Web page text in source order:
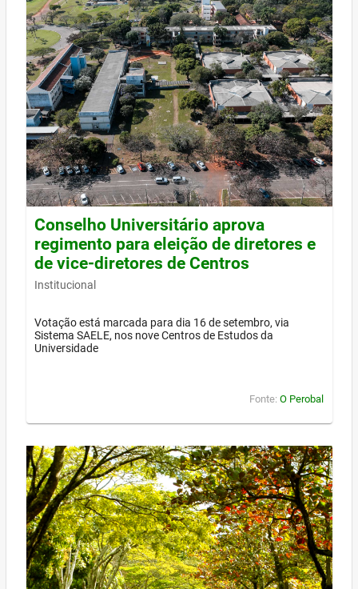
Conselho Universitário aprova
regimento para eleição de diretores e
de vice-diretores de Centros
Institucional
Votação está marcada para dia 16 de setembro, via
Sistema SAELE, nos nove Centros de Estudos da
Universidade
Fonte: O Perobal